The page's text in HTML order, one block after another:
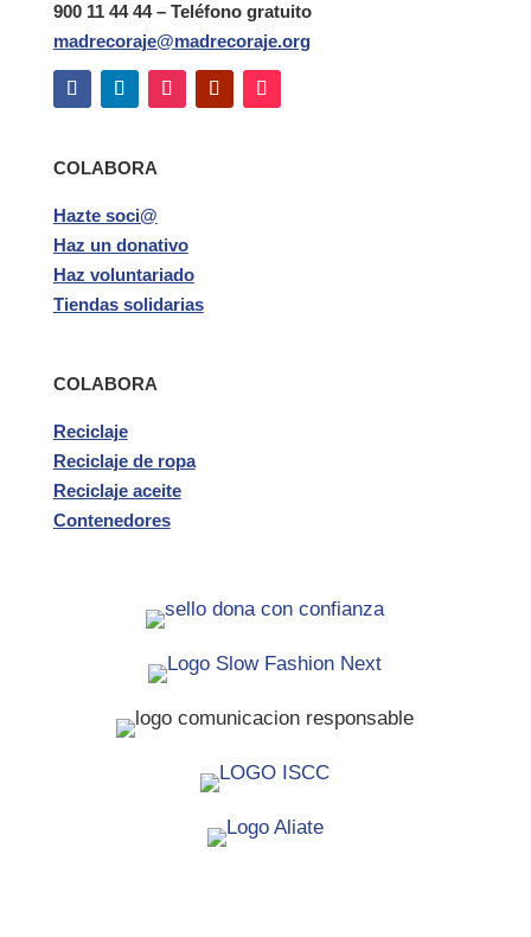
900 11 44 44 – Teléfono gratuito
madrecoraje@madrecoraje.org
COLABORA
Hazte soci@
Haz un donativo
Haz voluntariado
Tiendas solidarias
COLABORA
Reciclaje
Reciclaje de ropa
Reciclaje aceite
Contenedores